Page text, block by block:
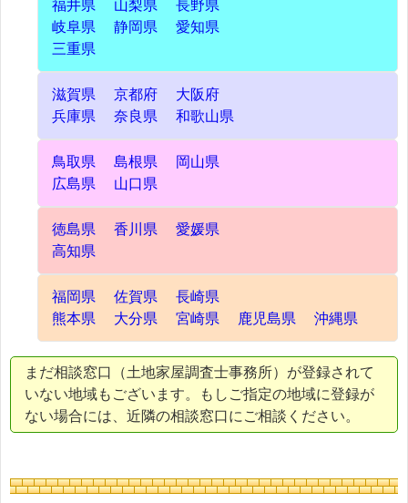
福井県
山梨県
長野県
岐阜県
静岡県
愛知県
三重県
滋賀県 京都府
大阪府
兵庫県
奈良県 和歌山県
鳥取県 島根県
岡山県
広島県
山口県
徳島県 香川県
愛媛県
高知県
福岡県 佐賀県
長崎県
熊本県
大分県 宮崎県 鹿児島県 沖縄県
まだ相談窓口（土地家屋調査士事務所）が登録されて
いない地域もございます。もしご指定の地域に登録が
ない場合には、近隣の相談窓口にご相談ください。